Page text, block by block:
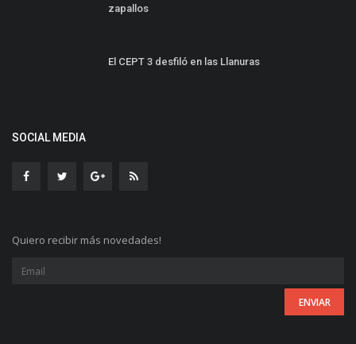
zapallos
El CEPT 3 desfiló en las Llanuras
SOCIAL MEDIA
Quiero recibir más novedades!